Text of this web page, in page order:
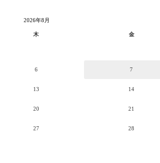
2026年8月
木 金
6 7
13 14
20 21
27 28